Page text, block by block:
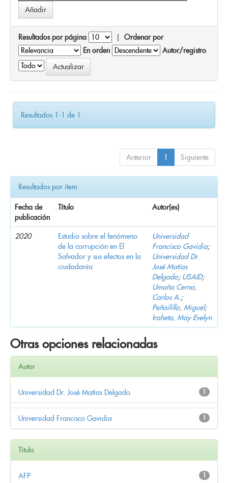
Resultados por página | Ordenar por
En orden
Autor/registro
Resultados 1-1 de 1.
Anterior 1 Siguiente
Resultados por ítem:
Fecha de
publicación
Título Autor(es)
2020
Estudio sobre el fenómeno
de la corrupción en El
Salvador y sus efectos en la
ciudadanía
Universidad
Francisco Gavidia;
Universidad Dr.
José Matías
Delgado; USAID;
Umaña Cerna,
Carlos A.;
Peñailillo, Miguel;
Iraheta, May Evelyn
Otras opciones relacionadas
Autor
1
Universidad Dr. José Matías Delgado
1
Universidad Francisco Gavidia
Título
1
AFP